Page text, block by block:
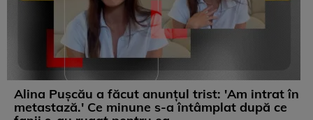
Alina Pușcău a făcut anunțul trist: 'Am intrat în
metastază.' Ce minune s-a întâmplat după ce